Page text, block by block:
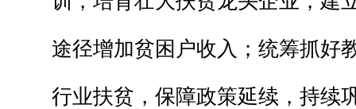
途径增加贫困户收入；统筹抓好
行业扶贫，保障政策延续，持续